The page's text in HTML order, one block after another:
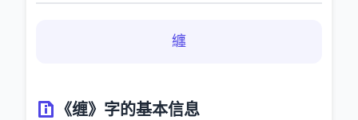
纏
《缠》字的基本信息